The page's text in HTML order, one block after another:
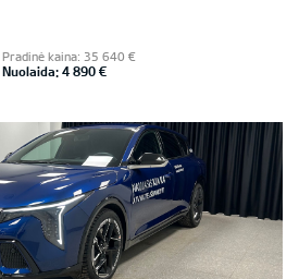
Pradinė kaina: 35 640 €
Nuolaida: 4 890 €